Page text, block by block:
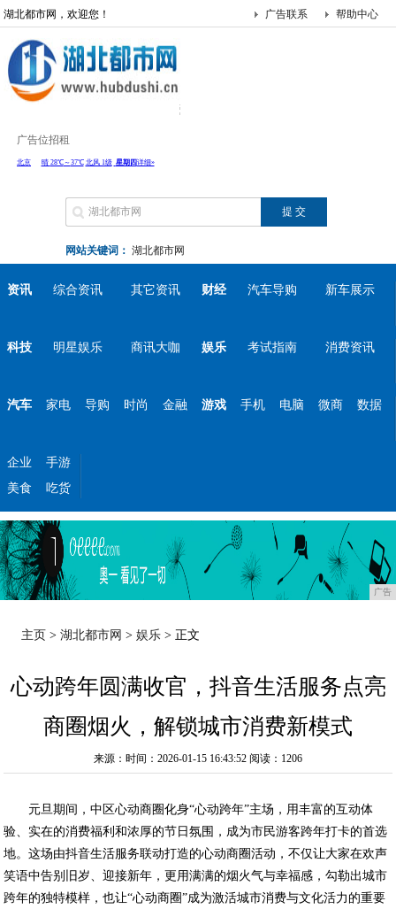
湖北都市网，欢迎您！ 帮助中心
广告联系
广告位招租
网站关键词： 湖北都市网
资讯 综合资讯 其它资讯 财经 汽车导购 新车展示
科技 明星娱乐 商讯大咖 娱乐 考试指南 消费资讯
汽车 家电 导购 时尚 金融 游戏 手机 电脑 微商 数据
企业
手游
美食
吃货
广告
主页 >湖北都市网 >娱乐 > 正文
心动跨年圆满收官，抖音生活服务点亮
商圈烟火，解锁城市消费新模式
来源：时间：2026-01-15 16:43:52 阅读：1206
元旦期间，中区心动商圈化身“心动跨年”主场，用丰富的互动体
验、实在的消费福利和浓厚的节日氛围，成为市民游客跨年打卡的首选
地。这场由抖音生活服务联动打造的心动商圈活动，不仅让大家在欢声
笑语中告别旧岁、迎接新年，更用满满的烟火气与幸福感，勾勒出城市
跨年的独特模样，也让“心动商圈”成为激活城市消费与文化活力的重要